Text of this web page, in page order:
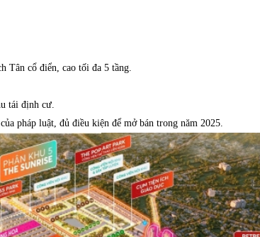
Tân cổ điển, cao tối đa 5 tầng.
tái định cư.
pháp luật, đủ điều kiện để mở bán trong năm 2025.